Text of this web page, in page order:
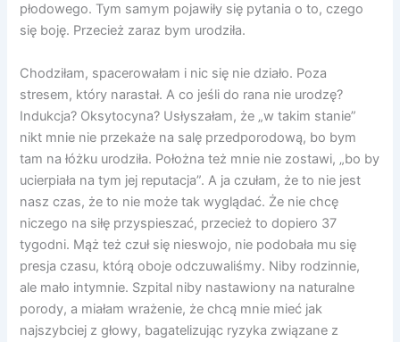
płodowego. Tym samym pojawiły się pytania o to, czego
się boję. Przecież zaraz bym urodziła.
Chodziłam, spacerowałam i nic się nie działo. Poza
stresem, który narastał. A co jeśli do rana nie urodzę?
Indukcja? Oksytocyna? Usłyszałam, że „w takim stanie”
nikt mnie nie przekaże na salę przedporodową, bo bym
tam na łóżku urodziła. Położna też mnie nie zostawi, „bo by
ucierpiała na tym jej reputacja”. A ja czułam, że to nie jest
nasz czas, że to nie może tak wyglądać. Że nie chcę
niczego na siłę przyspieszać, przecież to dopiero 37
tygodni. Mąż też czuł się nieswojo, nie podobała mu się
presja czasu, którą oboje odczuwaliśmy. Niby rodzinnie,
ale mało intymnie. Szpital niby nastawiony na naturalne
porody, a miałam wrażenie, że chcą mnie mieć jak
najszybciej z głowy, bagatelizując ryzyka związane z